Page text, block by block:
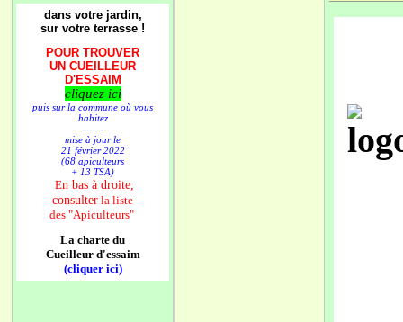
dans votre jardin,
sur votre terrasse !
POUR TROUVER
UN CUEILLEUR
D'ESSAIM
cliquez ici
puis sur la commune où vous
habitez
------
mise à jour le
21 février 2022
(68 apiculteurs
+ 13 TSA)
En bas à droite,
consulter la liste
des "Apiculteurs"
La charte du
Cueilleur d'essaim
(cliquer ici)